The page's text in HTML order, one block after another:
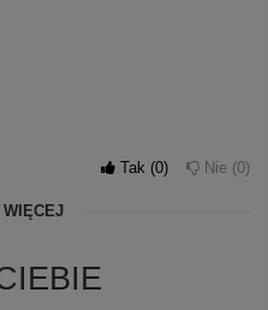
Tak 0 Nie 0